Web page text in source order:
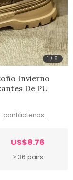
1 / 6
Invierno
De PU
contáctenos.
US$8.76
≥ 36 pairs